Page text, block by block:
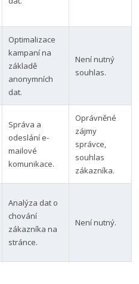
Optimalizace
kampaní na
základě
anonymních
dat.
Není nutný
souhlas.
Správa a
odeslání e-
mailové
komunikace.
Oprávněné
zájmy
správce,
souhlas
zákazníka.
Analýza dat o
chování
zákazníka na
stránce.
Není nutný.